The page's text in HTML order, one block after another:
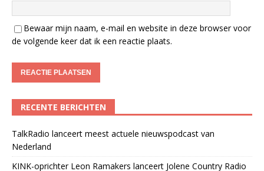
Bewaar mijn naam, e-mail en website in deze browser voor
de volgende keer dat ik een reactie plaats.
RECENTE BERICHTEN
TalkRadio lanceert meest actuele nieuwspodcast van
Nederland
KINK-oprichter Leon Ramakers lanceert Jolene Country Radio